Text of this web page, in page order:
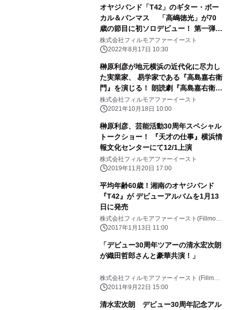
オヤジバンド「T42」のギター・ボー
カル＆バンマス 「高嶋徳光」が70
歳の節目に初ソロデビュー！ 第一弾
「愛する音／恋する愛のうた」8/17デ
ジタル配信スタート！
株式会社フィルモアファーイースト
2022年8月17日 10:30
榊原利彦が地元横浜の近代化に尽力し
た実業家、 易学家である『高島嘉右衛
門』を演じる！ 朗読劇『高島嘉右衛門
列伝 横濱之龍神』 横浜関内ホールに
て10/26-27上演
株式会社フィルモアファーイースト
2021年10月18日 10:00
榊原利彦、芸能活動30周年スペシャル
トークショー！ 『天才の仕事』横浜情
報文化センターにて12/1上演
株式会社フィルモアファーイースト
2019年11月20日 17:00
平均年齢60歳！湘南のオヤジバンド
『T42』が デビューアルバムを1月13
日に発売
株式会社フィルモアファーイースト(Fillmore
Far East Inc.)
2017年1月13日 11:00
「デビュー30周年ツアーの清水宏次朗
が織田哲郎さんと豪華共演！」
株式会社フィルモアファーイースト (Fillmore
Far East Inc.)
2011年9月22日 15:00
清水宏次朗 デビュー30周年記念アル